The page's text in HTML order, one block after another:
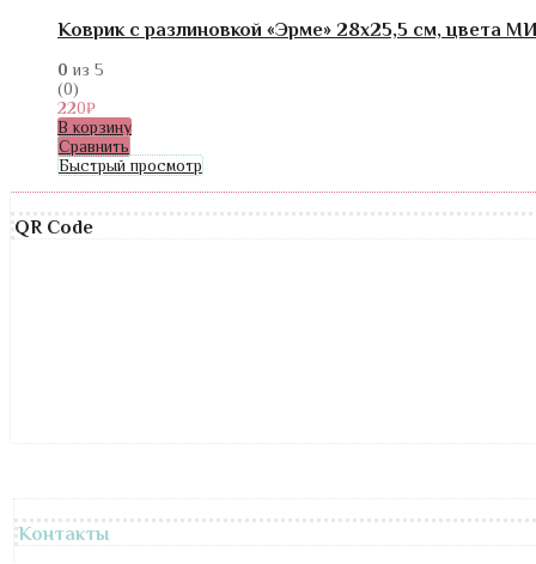
Коврик с разлиновкой «Эрме» 28х25,5 см, цвета
0 из 5
(0)
220₽
В корзину
Сравнить
Быстрый просмотр
QR Code
Контакты